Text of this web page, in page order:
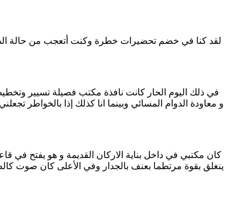
في ذلك اليوم الحار كانت نافذة مكتب فصيلة تسيير
و معاودة الدوام المسائي وبينما انا كذلك إذا بالخواطر
ينغلق بقوة مرتطما بعنف بالجدار وفي الأعلى كان صوت